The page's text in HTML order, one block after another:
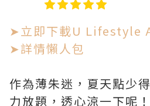
➤立即下載U Lifestyle
➤詳情懶人包
作為薄朱迷，夏天點少
力放題，透心涼一下呢